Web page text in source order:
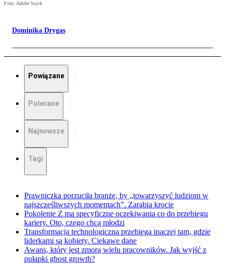
Foto: Adobe Stock
Dominika Drygas
Powiązane
Polecane
Najnowsze
Tagi
Prawniczka porzuciła branżę, by „towarzyszyć ludziom w
najszczęśliwszych momentach”. Zarabia krocie
Pokolenie Z ma specyficzne oczekiwania co do przebiegu
kariery. Oto, czego chcą młodzi
Transformacja technologiczna przebiega inaczej tam, gdzie
liderkami są kobiety. Ciekawe dane
Awans, który jest zmorą wielu pracowników. Jak wyjść z
pułapki ghost growth?